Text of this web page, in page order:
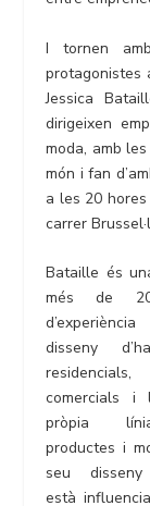
I tornen
protagonistes
Jessica
dirigeixen
moda, amb
món i fan
a les 20
carrer
Bataille és
més de
disseny
comercials i
pròpia
productes i
seu
està